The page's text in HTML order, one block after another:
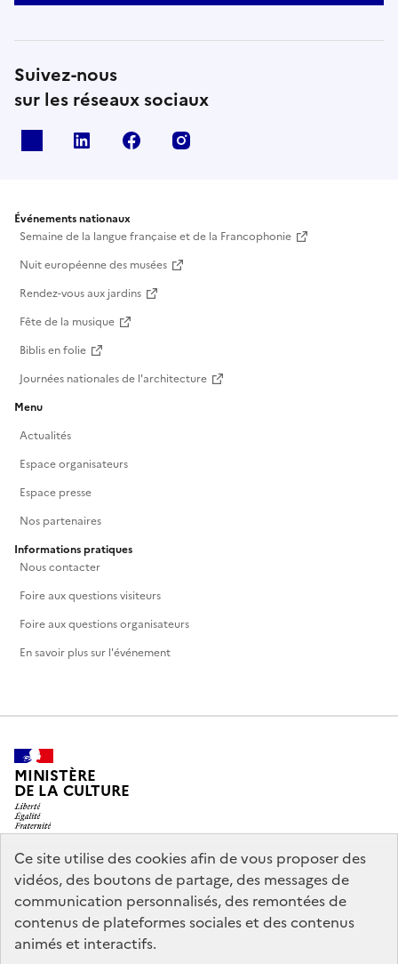
Ce site utilise des cookies afin de vous proposer des
vidéos, des boutons de partage, des messages de
communication personnalisés, des remontées de
contenus de plateformes sociales et des contenus
animés et interactifs.
Suivez-nous
sur les réseaux sociaux
Linkedin Facebook
Événements nationaux
Semaine de la langue française et de la Francophonie
Nuit européenne des musées
Rendez-vous aux jardins
Fête de la musique
Biblis en folie
Journées nationales de l'architecture
Menu
Actualités
Espace organisateurs
Espace presse
Nos partenaires
Informations pratiques
Nous contacter
Foire aux questions visiteurs
Foire aux questions organisateurs
En savoir plus sur l'événement
MINISTÈRE
DE LA CULTURE
legifrance.gouv.fr
info.gouv.fr
service-public.gouv.fr
data.gouv.fr